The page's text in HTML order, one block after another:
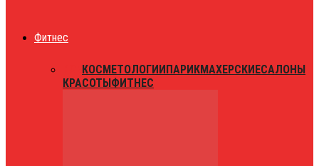
Фитнес
КОСМЕТОЛОГИИПАРИКМАХЕРСКИЕСАЛОНЫ
КРАСОТЫФИТНЕС